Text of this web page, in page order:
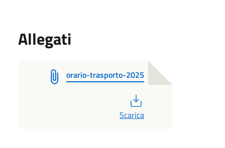
Allegati
orario-trasporto-2025
Scarica